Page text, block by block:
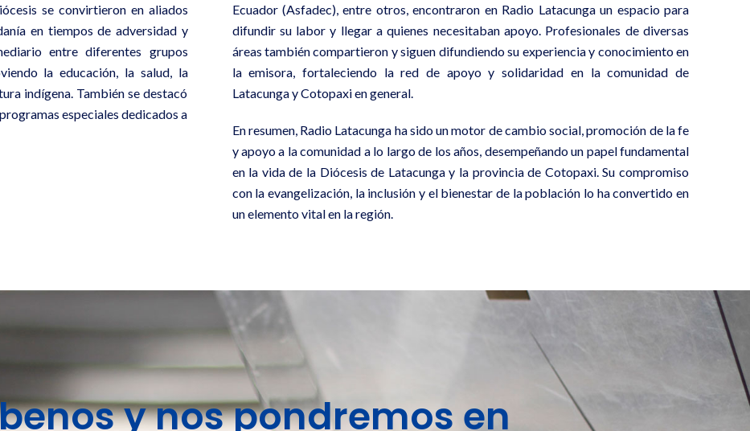
se convirtieron en aliados
en tiempos de adversidad y
entre diferentes grupos
la educación, la salud, la
indígena. También se destacó
especiales dedicados a
Ecuador (Asfadec), entre otros, encontraron en Radio Latacunga un espacio para
difundir su labor y llegar a quienes necesitaban apoyo. Profesionales de diversas
áreas también compartieron y siguen difundiendo su experiencia y conocimiento en
la emisora, fortaleciendo la red de apoyo y solidaridad en la comunidad de
Latacunga y Cotopaxi en general.
En resumen, Radio Latacunga ha sido un motor de cambio social, promoción de la fe
y apoyo a la comunidad a lo largo de los años, desempeñando un papel fundamental
en la vida de la Diócesis de Latacunga y la provincia de Cotopaxi. Su compromiso
con la evangelización, la inclusión y el bienestar de la población lo ha convertido en
un elemento vital en la región.
y nos pondremos en